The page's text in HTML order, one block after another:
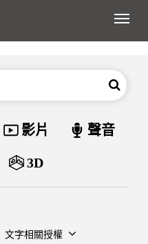
展
搜尋
資料類型
影片 聲音
3D
文字相關授權